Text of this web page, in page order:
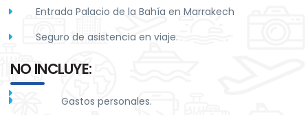
Entrada Palacio de la Bahía en Marrakech
Seguro de asistencia en viaje.
NO INCLUYE:
Gastos personales.